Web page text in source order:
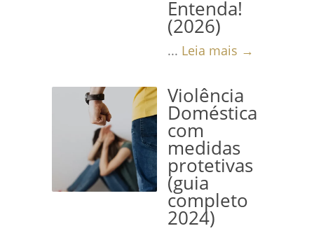
Entenda!
(2026)
... Leia mais →
Violência
Doméstica
com
medidas
protetivas
(guia
completo
2024)